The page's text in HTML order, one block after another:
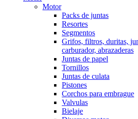
Motor
Packs de juntas
Resortes
Segmentos
Grifos, filtros, duritas,
carburador, abrazaderas
Juntas de papel
Tornillos
Juntas de culata
Pistones
Corchos para embrague
Valvulas
Bielaje